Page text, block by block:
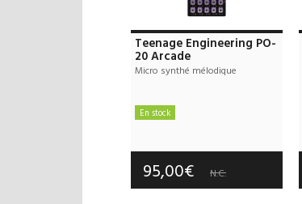
Teenage Engineering PO-
20 Arcade
Micro synthé mélodique
En stock
95,00€ N.C.